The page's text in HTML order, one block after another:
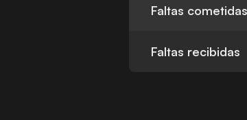
Faltas cometidas
Faltas recibidas